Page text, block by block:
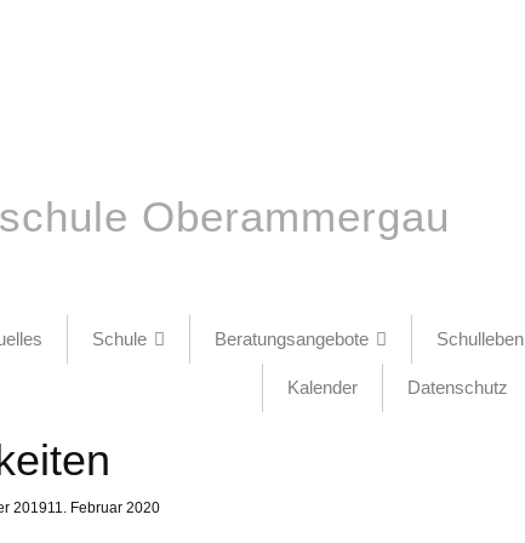
Oberammergau
Schule Beratungsangebote Schulleben
Kalender Datenschutz
201911. Februar 2020